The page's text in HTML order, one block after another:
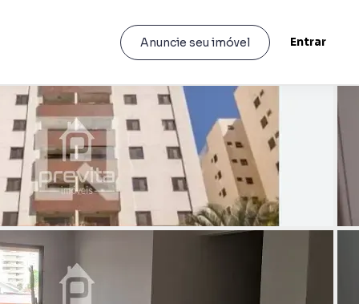
Anuncie seu imóvel Entrar